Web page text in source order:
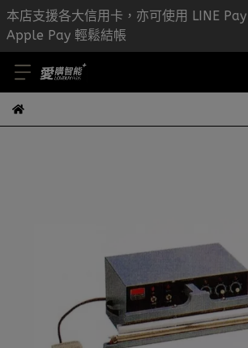
本店支援各大信用卡，亦可使用 LINE
Apple Pay 輕鬆結帳